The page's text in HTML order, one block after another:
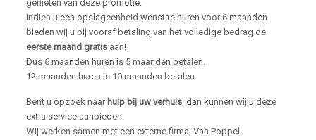
genieten van deze promotie.
Indien u een opslageenheid wenst te huren voor 6 maanden
bieden wij u bij vooraf betaling van het volledige bedrag de
eerste maand gratisaan!
Dus 6 maanden huren is 5 maanden betalen.
12 maanden huren is 10 maanden betalen.
Bent u opzoek naar hulp bij uw verhuis, dan kunnen wij u deze
extra service aanbieden.
Wij werken samen met een externe firma, Van Poppel